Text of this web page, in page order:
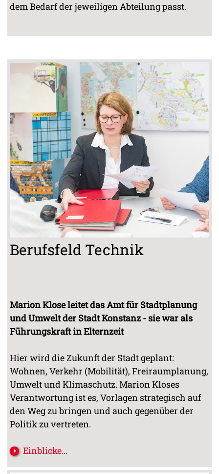
dem Bedarf der jeweiligen Abteilung passt.
Berufsfeld Technik
Marion Klose leitet das Amt für Stadtplanung
und Umwelt der Stadt Konstanz - sie war als
Führungskraft in Elternzeit
Hier wird die Zukunft der Stadt geplant:
Wohnen, Verkehr (Mobilität), Freiraumplanung,
Umwelt und Klimaschutz. Marion Kloses
Verantwortung ist es, Vorlagen strategisch auf
den Weg zu bringen und auch gegenüber der
Politik zu vertreten.
Einblicke...